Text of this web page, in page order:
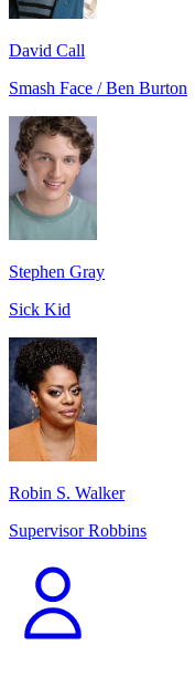
David Call
Smash Face / Ben Burton
Stephen Gray
Sick Kid
Robin S. Walker
Supervisor Robbins